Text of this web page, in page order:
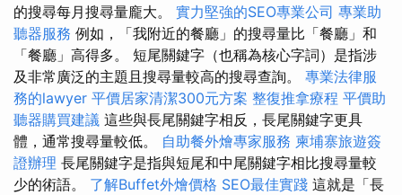
的搜尋每月搜尋量龐大。 實力堅強的SEO專業公司 專業助
聽器服務 例如，「我附近的餐廳」的搜尋量比「餐廳」和
「餐廳」高得多。 短尾關鍵字（也稱為核心字詞）是指涉
及非常廣泛的主題且搜尋量較高的搜尋查詢。 專業法律服
務的lawyer 平價居家清潔300元方案 整復推拿療程 平價助
聽器購買建議 這些與長尾關鍵字相反，長尾關鍵字更具
體，通常搜尋量較低。 自助餐外燴專家服務 柬埔寨旅遊簽
證辦理 長尾關鍵字是指與短尾和中尾關鍵字相比搜尋量較
少的術語。 了解Buffet外燴價格 SEO最佳實踐 這就是「長